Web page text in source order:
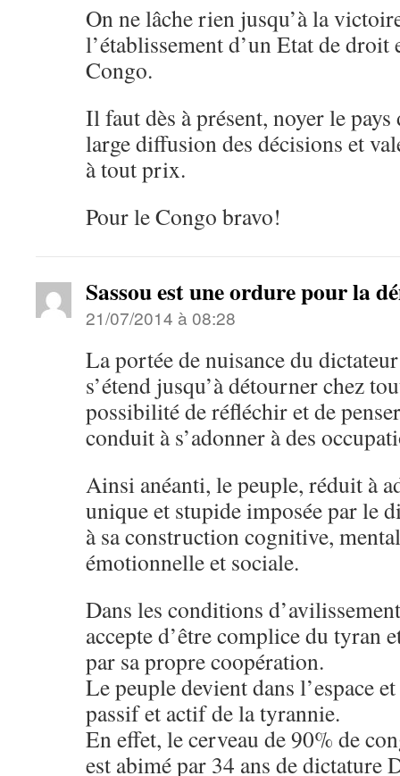
On ne lâche rien jusqu’à la
l’établissement d’un Etat de droit
Congo.
Il faut dès à présent, noyer le
large diffusion des décisions et
à tout prix.
Pour le Congo bravo!
Sassou est une ordure pour la
21/07/2014 à 08:28
La portée de nuisance du
s’étend jusqu’à détourner chez
possibilité de réfléchir et de
conduit à s’adonner à des
Ainsi anéanti, le peuple, réduit à
unique et stupide imposée par le
à sa construction cognitive,
émotionnelle et sociale.
Dans les conditions
accepte d’être complice du tyran
par sa propre coopération.
Le peuple devient dans l’espace
passif et actif de la tyrannie.
En effet, le cerveau de 90% de
est abimé par 34 ans de dictature